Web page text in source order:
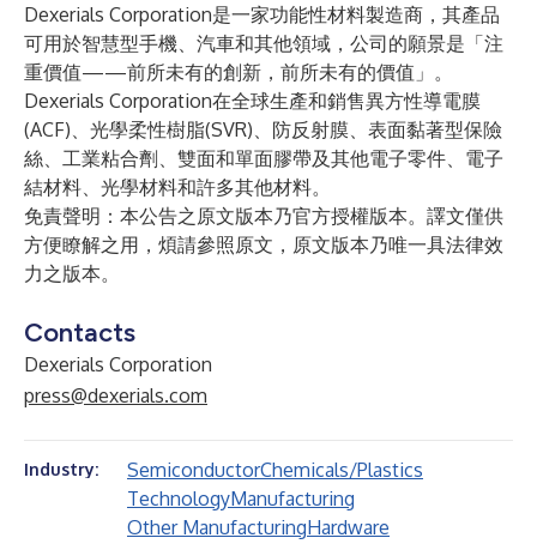
Dexerials Corporation是一家功能性材料製造商，其產品
可用於智慧型手機、汽車和其他領域，公司的願景是「注
重價值——前所未有的創新，前所未有的價值」。
Dexerials Corporation在全球生產和銷售異方性導電膜
(ACF)、光學柔性樹脂(SVR)、防反射膜、表面黏著型保險
絲、工業粘合劑、雙面和單面膠帶及其他電子零件、電子
結材料、光學材料和許多其他材料。
免責聲明：本公告之原文版本乃官方授權版本。譯文僅供
方便瞭解之用，煩請參照原文，原文版本乃唯一具法律效
力之版本。
Contacts
Dexerials Corporation
press@dexerials.com
Industry: SemiconductorChemicals/Plastics
TechnologyManufacturing
Other ManufacturingHardware